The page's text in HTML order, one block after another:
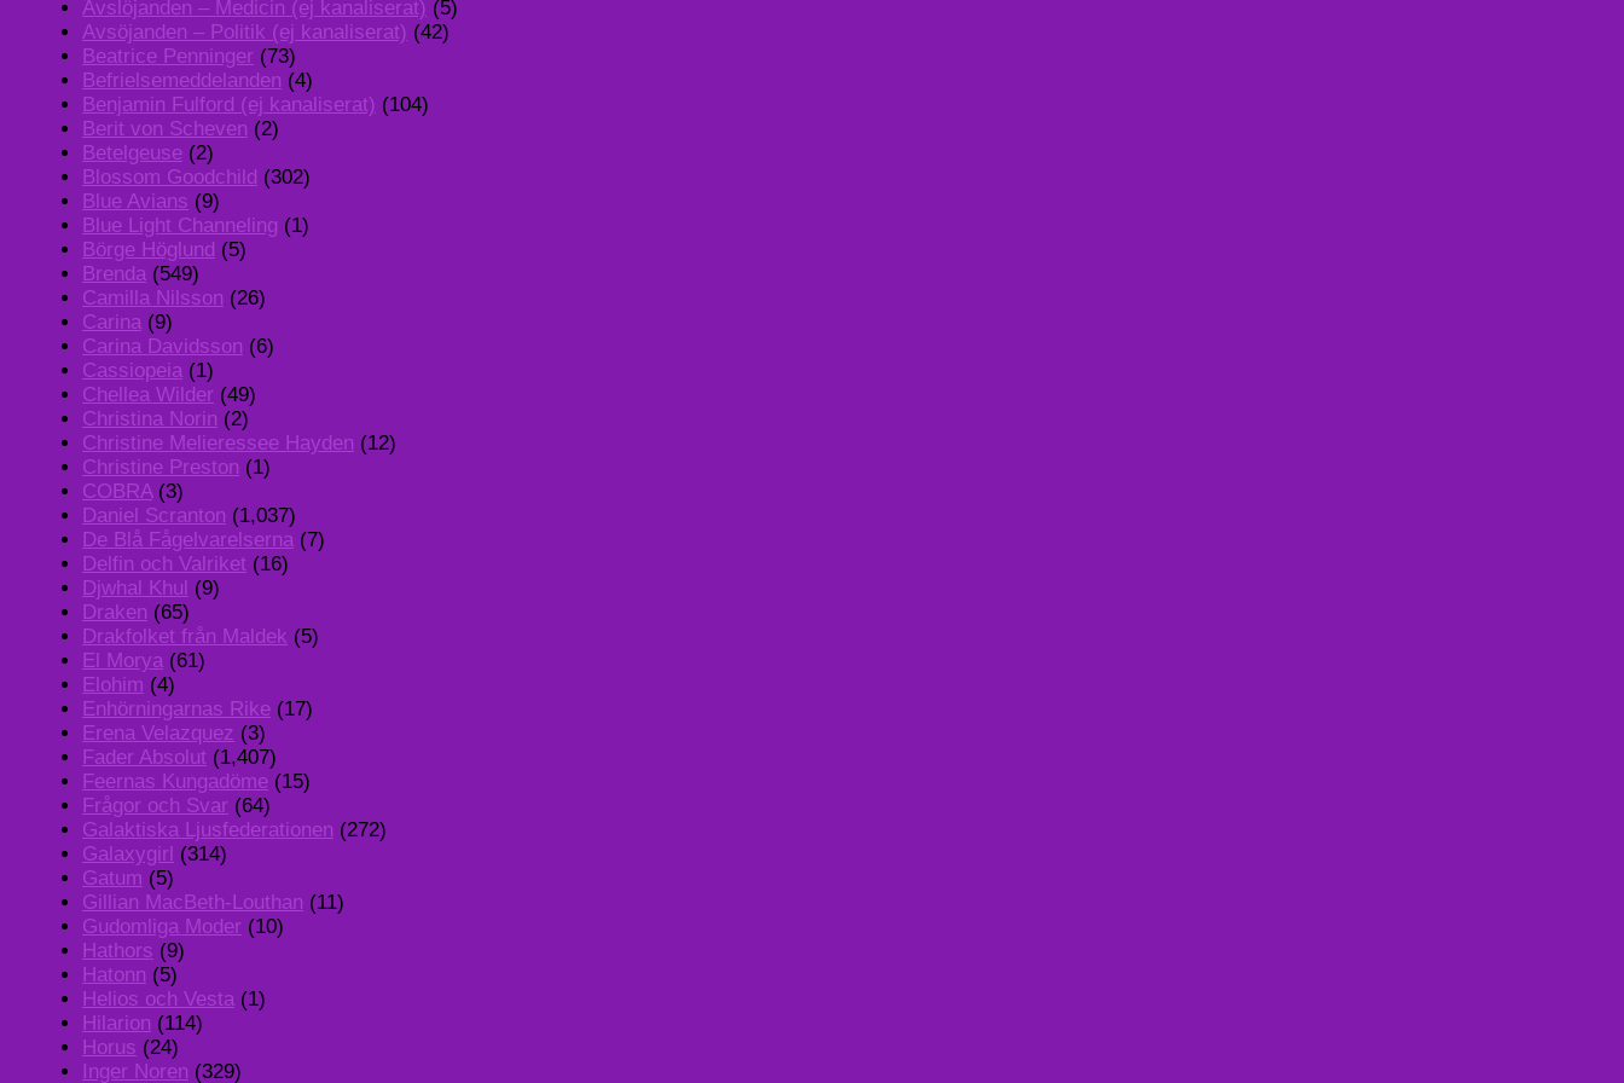
Avslöjanden – Medicin (ej kanaliserat) (5)
Avsöjanden – Politik (ej kanaliserat) (42)
Beatrice Penninger (73)
Befrielsemeddelanden (4)
Benjamin Fulford (ej kanaliserat) (104)
Berit von Scheven (2)
Betelgeuse (2)
Blossom Goodchild (302)
Blue Avians (9)
Blue Light Channeling (1)
Börge Höglund (5)
Brenda (549)
Camilla Nilsson (26)
Carina (9)
Carina Davidsson (6)
Cassiopeia (1)
Chellea Wilder (49)
Christina Norin (2)
Christine Melieressee Hayden (12)
Christine Preston (1)
COBRA(3)
Daniel Scranton (1,037)
De Blå Fågelvarelserna (7)
Delfin och Valriket (16)
Djwhal Khul (9)
Draken (65)
Drakfolket från Maldek (5)
El Morya (61)
Elohim (4)
Enhörningarnas Rike (17)
Erena Velazquez (3)
Fader Absolut (1,407)
Feernas Kungadöme (15)
Frågor och Svar (64)
Galaktiska Ljusfederationen (272)
Galaxygirl (314)
Gatum (5)
Gillian MacBeth-Louthan (11)
Gudomliga Moder (10)
Hathors (9)
Hatonn (5)
Helios och Vesta (1)
Hilarion (114)
Horus (24)
Inger Noren (329)